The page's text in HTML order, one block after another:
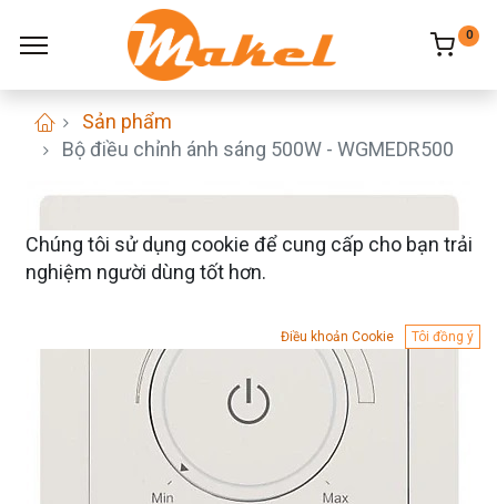
0
Sản phẩm
Bộ điều chỉnh ánh sáng 500W - WGMEDR500
Chúng tôi sử dụng cookie để cung cấp cho bạn trải
nghiệm người dùng tốt hơn.
Điều khoản Cookie Tôi đồng ý